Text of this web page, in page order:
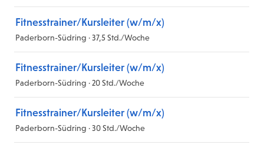
Fitnesstrainer/Kursleiter (w/m/x)
Paderborn-Südring · 37,5 Std./Woche
Fitnesstrainer/Kursleiter (w/m/x)
Paderborn-Südring · 20 Std./Woche
Fitnesstrainer/Kursleiter (w/m/x)
Paderborn-Südring · 30 Std./Woche